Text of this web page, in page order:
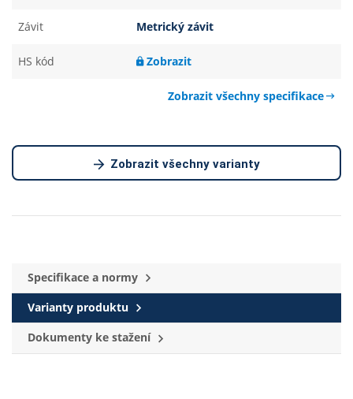
Závit Metrický závit
HS kód Zobrazit
Zobrazit všechny specifikace
Zobrazit všechny varianty
Specifikace a normy
Varianty produktu
Dokumenty ke stažení